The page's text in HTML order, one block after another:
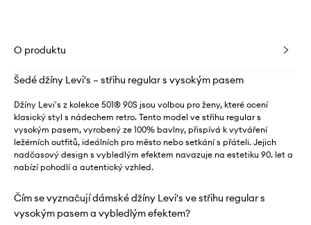
O produktu
Šedé džíny Levi's – střihu regular s vysokým pasem
Džíny Levi's z kolekce 501® 90S jsou volbou pro ženy, které ocení
klasický styl s nádechem retro. Tento model ve střihu regular s
vysokým pasem, vyrobený ze 100% bavlny, přispívá k vytváření
ležérních outfitů, ideálních pro město nebo setkání s přáteli. Jejich
nadčasový design s vybledlým efektem navazuje na estetiku 90. let a
nabízí pohodlí a autentický vzhled.
Čím se vyznačují dámské džíny Levi's ve střihu regular s
vysokým pasem a vybledlým efektem?